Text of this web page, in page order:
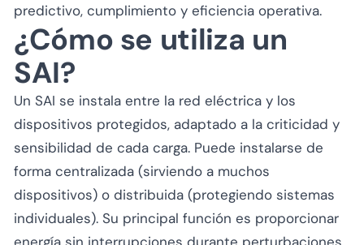
predictivo, cumplimiento y eficiencia operativa.
¿Cómo se utiliza un
SAI?
Un SAI se instala entre la red eléctrica y los
dispositivos protegidos, adaptado a la criticidad y
sensibilidad de cada carga. Puede instalarse de
forma centralizada (sirviendo a muchos
dispositivos) o distribuida (protegiendo sistemas
individuales). Su principal función es proporcionar
energía sin interrupciones durante perturbaciones